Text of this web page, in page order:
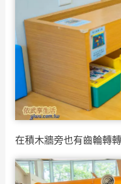
在積木牆旁也有齒輪轉